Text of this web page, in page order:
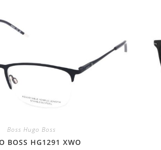
Boss Hugo Boss
BOSS HG1291 XWO